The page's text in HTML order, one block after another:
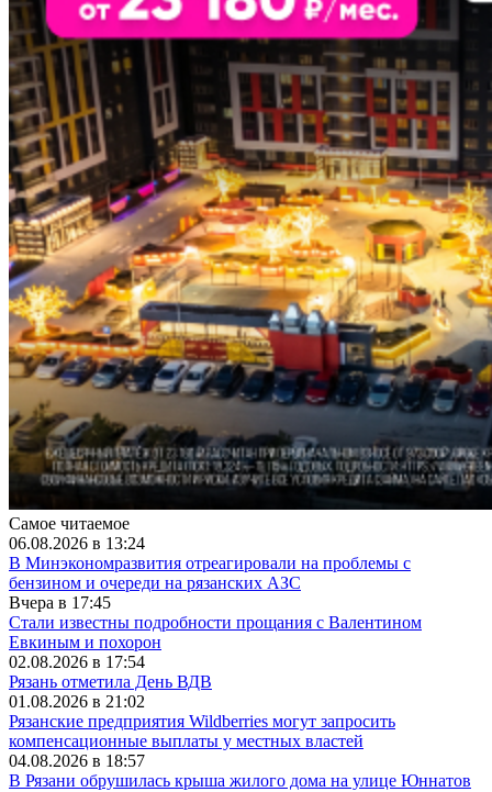
Самое читаемое
06.08.2026 в 13:24
В Минэкономразвития отреагировали на проблемы с
бензином и очереди на рязанских АЗС
Вчера в 17:45
Стали известны подробности прощания с Валентином
Евкиным и похорон
02.08.2026 в 17:54
Рязань отметила День ВДВ
01.08.2026 в 21:02
Рязанские предприятия Wildberries могут запросить
компенсационные выплаты у местных властей
04.08.2026 в 18:57
В Рязани обрушилась крыша жилого дома на улице Юннатов